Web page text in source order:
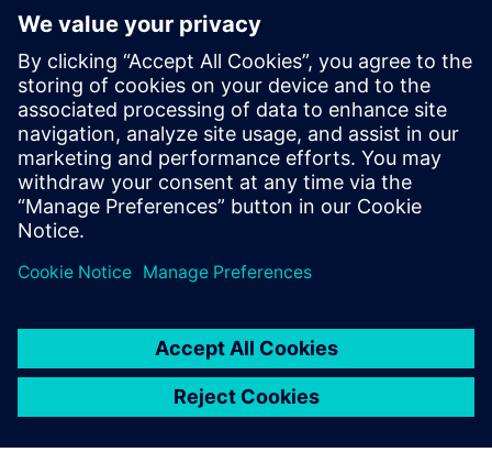
Premium
Pojednostavite programiranje složenih delova
pomoću NX X Manufacturing Premium, nadovezujući
se na napredni proizvod, sa višesnom obradom
powered by tehnologije u oblaku.